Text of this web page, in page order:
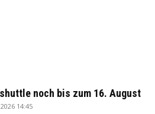
noch bis zum 16. August
14:45